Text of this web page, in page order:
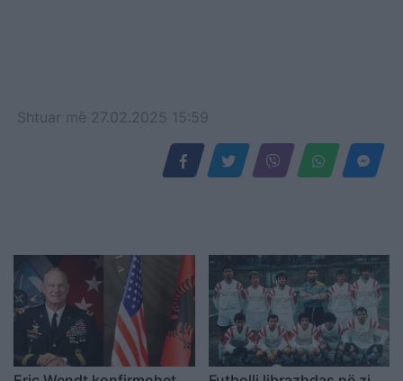
Shtuar më 27.02.2025 15:59